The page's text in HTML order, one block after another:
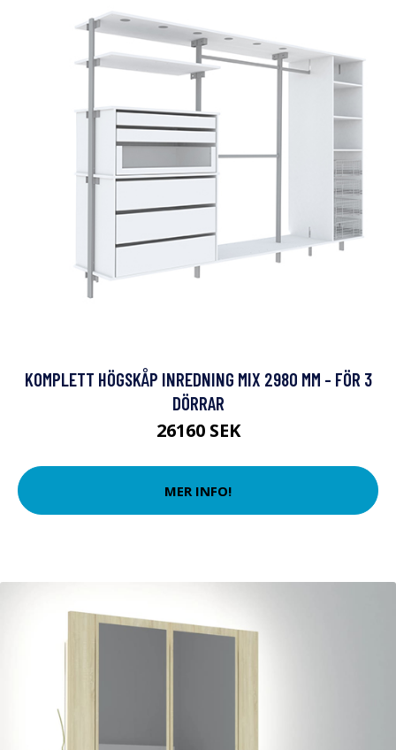
KOMPLETT HÖGSKÅP INREDNING MIX 2980 MM - FÖR 3
DÖRRAR
26160 SEK
MER INFO!